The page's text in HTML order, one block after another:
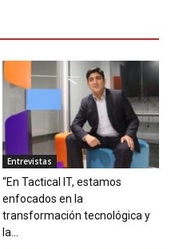
Entrevistas
“En Tactical IT, estamos
enfocados en la
transformación tecnológica y
la...